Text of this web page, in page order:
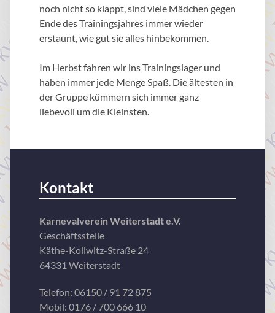
noch nicht so klappt, sind viele Mädchen gegen
Ende des Trainingsjahres immer wieder
erstaunt, wie gut sie alles hinbekommen.
Im Herbst fahren wir ins Trainingslager und
haben immer jede Menge Spaß. Die ältesten in
der Gruppe kümmern sich immer ganz
liebevoll um die Kleinsten.
Kontakt
Karnevalverein Weiterstadt e.V.
Geschäftsstelle
Käthe-Kollwitz-Straße 24
64331 Weiterstadt
Telefon: 06150 / 91 72 875
Mobil: 0176 / 700 666 10